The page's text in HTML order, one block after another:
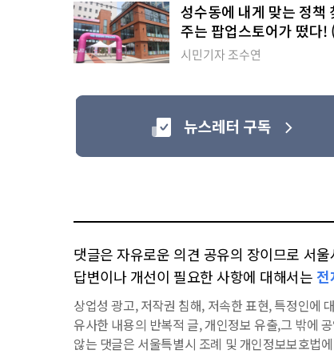
성수동에 내게 맞는 정책
주는 팝업스토어가 떴다!
청년취업멘토링 페스타)
시민기자 조수연
댓글은 자유로운 의견 공유의 장이므로 서
답변이나 개선이 필요한 사항에 대해서는
상업성 광고, 저작권 침해, 저속한 표현, 특정인에
유사한 내용의 반복적 글, 개인정보 유출,그 밖에
않는 댓글은 서울특별시 조례 및 개인정보보호법